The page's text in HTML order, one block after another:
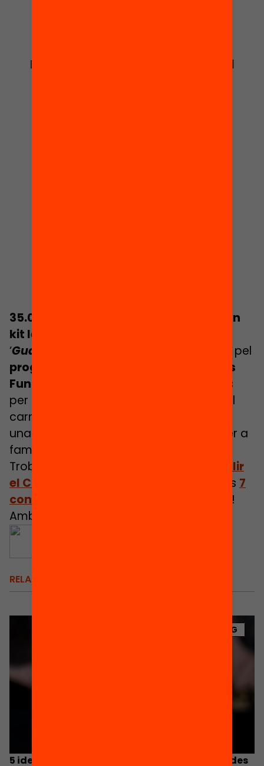
35.000 infants de Catalunya rebran un
kit lector
‘Guanyem un estiu lector
‘, promoguda pel
programa Lexcit d’Equitat.org (abans
Fundació Bofill).
Es tracta de materials
per facilitar i fomentar la lectura, com el
carnet de viatge lector per als infants, i
una guia amb consells i orientacions per a
famílies.
Troba els
punts de distribució on recollir
el Carnet de viatge lector
i no et perdis 7
consells per un estiu lector en família !
Amb el suport de:
RELACIONATS
BLOG
5 idees per alimentar la comprensió lectora des